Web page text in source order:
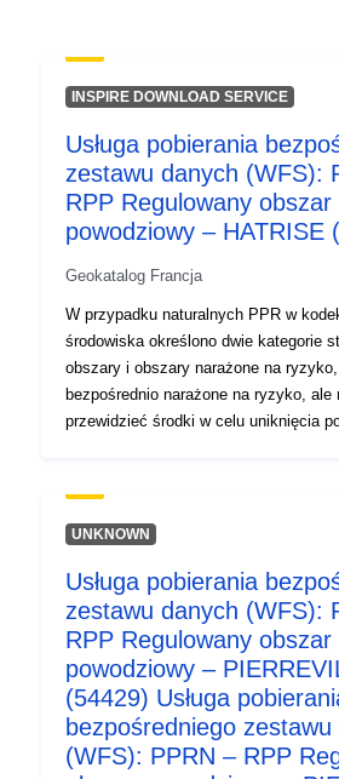
4777-
Typ:
Zasób:
http://
codelist/
INSPIRE DOWNLOAD SERVICE
Usługa pobierania
zestawu danych (WFS):
RPP Regulowany obszar
powodziowy – HATRISE
Geokatalog Francja
W przypadku naturalnych PPR w
środowiska określono dwie kategorie
obszary i obszary narażone na
bezpośrednio narażone na ryzyko,
przewidzieć środki w celu uniknięcia
zasadniczo rozróżniają trzy rodzaje
„Zabudowanie obszarów
wysoki, a ogólną zasadą jest zakaz budowy; 2-
wydawane na receptę”, znane jako
gdzie poziom zagrożenia jest średni, a
podlegają wymogom dostosowanym do
obszary, które nie są bezpośrednio
ale na których budowle, roboty
przedsięwzięcia budowlane lub
leśne, rzemieślnicze, handlowe lub
UNKNOWN
Usługa pobierania
zestawu danych (WFS):
RPP Regulowany obszar
powodziowy –
(54429) Usługa
bezpośredniego zestawu
(WFS): PPRN – RPP